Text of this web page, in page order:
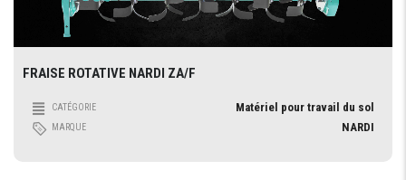
FRAISE ROTATIVE NARDI ZA/F
CATÉGORIE Matériel pour travail du sol
MARQUE NARDI